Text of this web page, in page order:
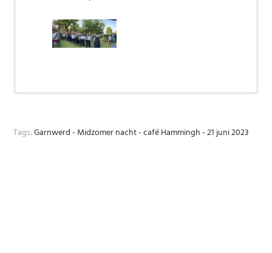
Tags:Garnwerd - Midzomer nacht - café Hammingh - 21 juni 2023